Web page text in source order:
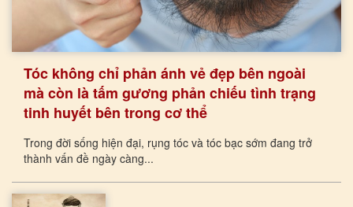
Tóc không chỉ phản ánh vẻ đẹp bên ngoài
mà còn là tấm gương phản chiếu tình trạng
tinh huyết bên trong cơ thể
Trong đời sống hiện đại, rụng tóc và tóc bạc sớm đang trở
thành vấn đề ngày càng...